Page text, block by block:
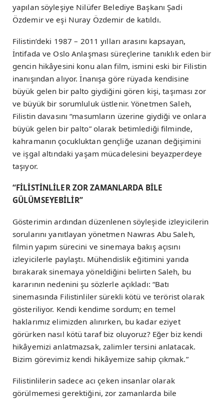
yapılan söyleşiye Nilüfer Belediye Başkanı Şadi
Özdemir ve eşi Nuray Özdemir de katıldı.
Filistin’deki 1987 – 2011 yılları arasını kapsayan,
İntifada ve Oslo Anlaşması süreçlerine tanıklık eden bir
gencin hikâyesini konu alan film, ismini eski bir Filistin
inanışından alıyor. İnanışa göre rüyada kendisine
büyük gelen bir palto giydiğini gören kişi, taşıması zor
ve büyük bir sorumluluk üstlenir. Yönetmen Saleh,
Filistin davasını “masumların üzerine giydiği ve onlara
büyük gelen bir palto” olarak betimlediği filminde,
kahramanın çocukluktan gençliğe uzanan değişimini
ve işgal altındaki yaşam mücadelesini beyazperdeye
taşıyor.
“FİLİSTİNLİLER ZOR ZAMANLARDA BİLE
GÜLÜMSEYEBİLİR”
Gösterimin ardından düzenlenen söyleşide izleyicilerin
sorularını yanıtlayan yönetmen Nawras Abu Saleh,
filmin yapım sürecini ve sinemaya bakış açısını
izleyicilerle paylaştı. Mühendislik eğitimini yarıda
bırakarak sinemaya yöneldiğini belirten Saleh, bu
kararının nedenini şu sözlerle açıkladı: “Batı
sinemasında Filistinliler sürekli kötü ve terörist olarak
gösteriliyor. Kendi kendime sordum; en temel
haklarımız elimizden alınırken, bu kadar eziyet
görürken nasıl kötü taraf biz oluyoruz? Eğer biz kendi
hikâyemizi anlatmazsak, zalimler tersini anlatacak.
Bizim görevimiz kendi hikâyemize sahip çıkmak.”
Filistinlilerin sadece acı çeken insanlar olarak
görülmemesi gerektiğini, zor zamanlarda bile